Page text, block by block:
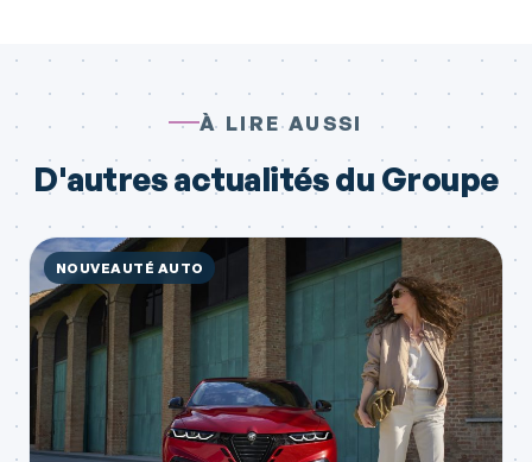
À LIRE AUSSI
D'autres actualités du Groupe
NOUVEAUTÉ AUTO